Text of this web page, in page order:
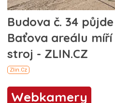
Webkamery